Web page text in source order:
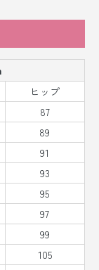
ヒップ
87
89
91
93
95
97
99
105